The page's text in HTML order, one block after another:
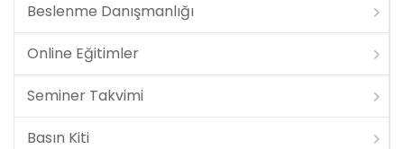
Beslenme Danışmanlığı
Online Eğitimler
Seminer Takvimi
Basın Kiti